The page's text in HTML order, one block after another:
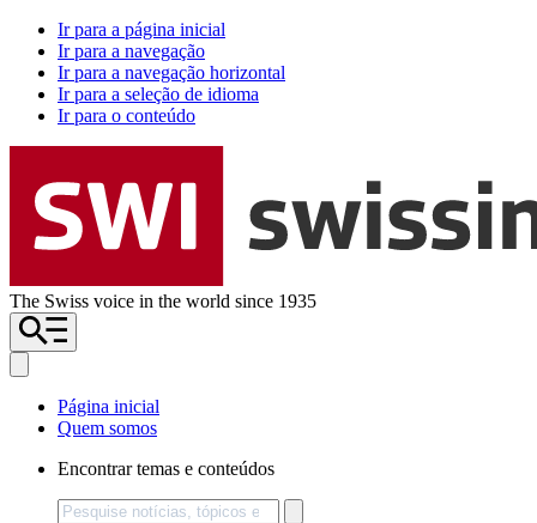
Ir para a página inicial
Ir para a navegação
Ir para a navegação horizontal
Ir para a seleção de idioma
Ir para o conteúdo
The Swiss voice in the world since 1935
Página inicial
Quem somos
Encontrar temas e conteúdos
Busca